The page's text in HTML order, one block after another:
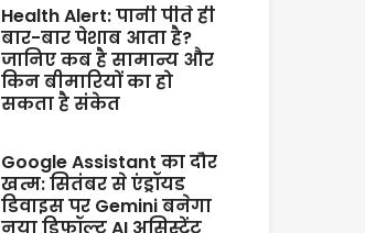
Health Alert: पानी पीते ही
बार-बार पेशाब आता है?
जानिए कब है सामान्य और
किन बीमारियों का हो
सकता है संकेत
Google Assistant का दौर
खत्म: सितंबर से एंड्रॉयड
डिवाइस पर Gemini बनेगा